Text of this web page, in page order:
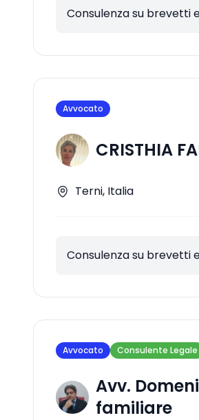
Consulenza su brevetti
Avvocato
CRISTHIA
Terni, Italia
Consulenza su brevetti
Avvocato Consulente Legale
Avv.
familiare